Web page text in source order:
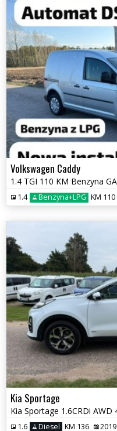
Volkswagen Caddy
1.4 Benzyna+LPG KM 110
Kia Sportage
1.6 Diesel KM 136 2019